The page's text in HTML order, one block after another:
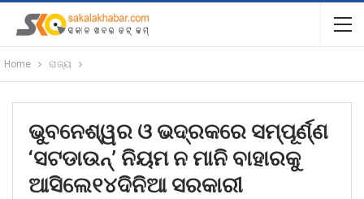
Home ରାଜ୍ୟ
ଭୁବନେଶ୍ୱର ଓ ଭଦ୍ରକରେ ସମ୍ପୂର୍ଣ୍ଣ
‘ସଟଡାଉନ୍’ ନିୟମ ନ ମାନି ବାହାରକୁ
ଆସିଲେ୧୪ଦିନିଆ ସରକାରୀ